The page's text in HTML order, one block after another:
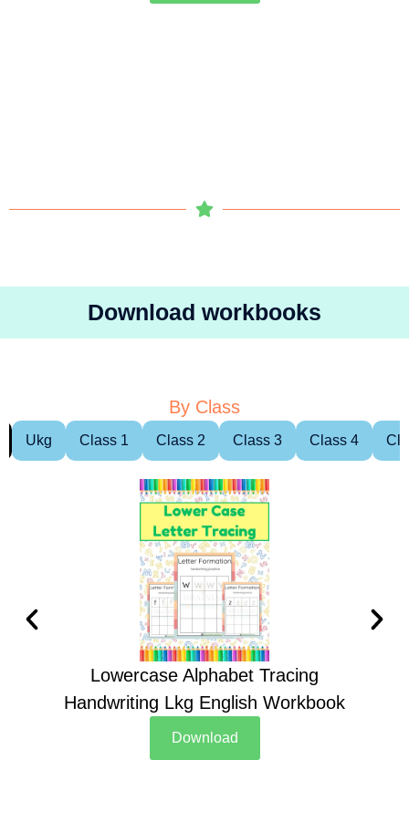
Download workbooks
By Class
Ukg Class 1 Class 2 Class 3 Class 4
Lowercase Alphabet Tracing
Handwriting Lkg English Workbook
Download